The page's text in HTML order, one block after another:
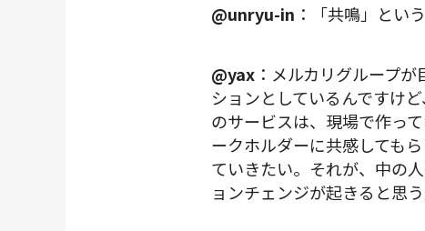
@unryu-in ：「共鳴」とい
@yax ：メルカリグループ
ションとしているんですけ
のサービスは、現場で作っ
ークホルダーに共感しても
ていきたい。それが、中の
ョンチェンジが起きると思う